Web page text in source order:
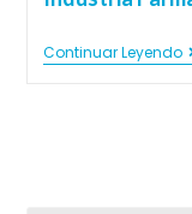
Continuar Leyendo